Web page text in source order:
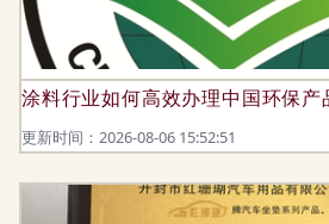
涂料行业如何高效办理中国环保
更新时间：2026-08-06 15:52:51